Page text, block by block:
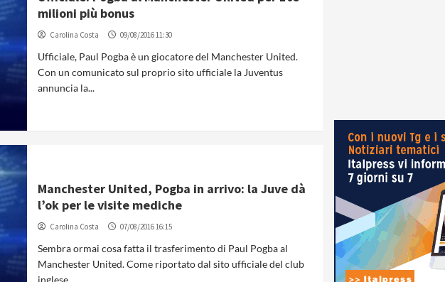
milioni più bonus
Carolina Costa 09/08/2016 11:30
Ufficiale, Paul Pogba è un giocatore del Manchester United.
Con un comunicato sul proprio sito ufficiale la Juventus
annuncia la...
Manchester United, Pogba in arrivo: la Juve dà
l’ok per le visite mediche
Carolina Costa 07/08/2016 16:15
Sembra ormai cosa fatta il trasferimento di Paul Pogba al
Manchester United. Come riportato dal sito ufficiale del club
inglese,...